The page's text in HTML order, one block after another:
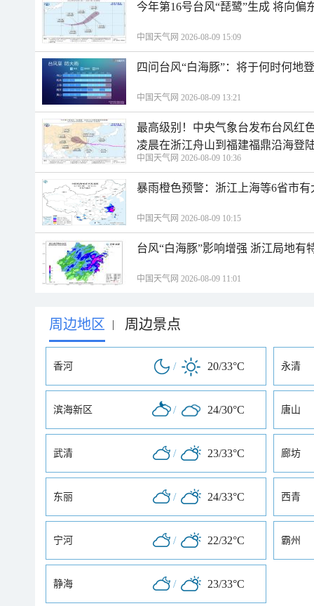
今年第16号台风“琵鹭”生成 将向偏
中国天气网 2026-08-09 15:09
四问台风“白海豚”：将于何时何地
中国天气网 2026-08-09 13:21
最高级别！中央气象台发布台风红
凌晨在浙江舟山到福建福鼎沿海登
中国天气网 2026-08-09 10:36
暴雨橙色预警：浙江上海等6省市
中国天气网 2026-08-09 10:15
台风“白海豚”影响增强 浙江局地有
中国天气网 2026-08-09 11:01
周边地区 | 周边景点
香河 / 20/33°C 永清
滨海新区 / 24/30°C 唐山
武清 / 23/33°C 廊坊
东丽 / 24/33°C 西青
宁河 / 22/32°C 霸州
静海 / 23/33°C